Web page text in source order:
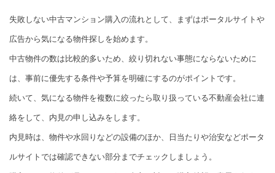
失敗しない中古マンション購入の流れとして、まずはポータルサイトや
広告から気になる物件探しを始めます。
中古物件の数は比較的多いため、絞り切れない事態にならないために
は、事前に優先する条件や予算を明確にするのがポイントです。
続いて、気になる物件を複数に絞ったら取り扱っている不動産会社に連
絡をして、内見の申し込みをします。
内見時は、物件や水回りなどの設備のほか、日当たりや治安などポータ
ルサイトでは確認できない部分までチェックしましょう。